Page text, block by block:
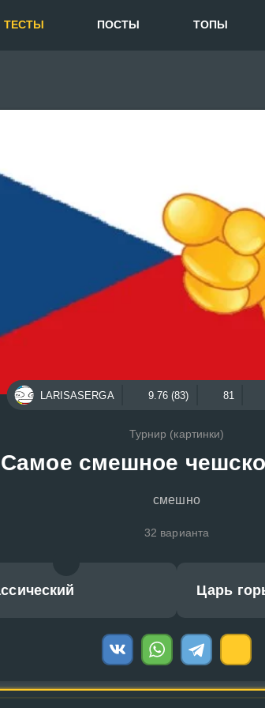
ТЕСТЫ ПОСТЫ ТОПЫ
LARISASERGA 9.76 (83) 81
Турнир (картинки)
Самое смешное
смешно
32 варианта
Царь